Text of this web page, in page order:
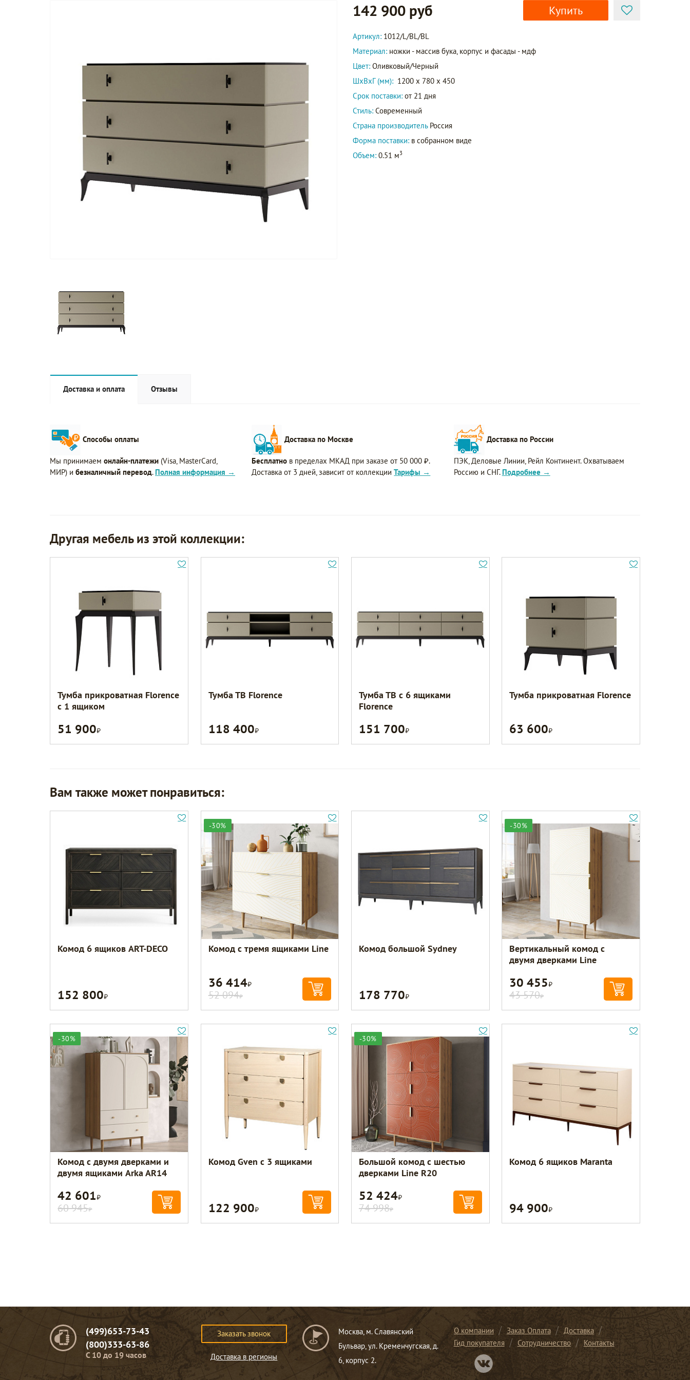
142 900 руб Купить
Артикул: 1012/L/BL/BL
Материал: ножки - массив бука, корпус и фасады - мдф
Цвет: Оливковый/Черный
ШxВxГ (мм): 1200 x 780 x 450
Срок поставки: от 21 дня
Стиль: Современный
Страна производитель Россия
Форма поставки: в собранном виде
Объем: 0.51 м3
Доставка и оплата Отзывы
Способы оплаты
Мы принимаем онлайн-платежи (Visa, MasterCard,
МИР) и безналичный перевод. Полная информация →
Доставка по Москве
Бесплатно в пределах МКАД при заказе от 50 000 ₽.
Доставка от 3 дней, зависит от коллекцииТарифы →
Доставка по России
ПЭК, Деловые Линии, Рейл Континент. Охватываем
Россию и СНГ. Подробнее →
Другая мебель из этой коллекции:
Тумба прикроватная Florence
с 1 ящиком
51 900Р
Тумба ТВ Florence
118 400Р
Тумба ТВ с 6 ящиками
Florence
151 700Р
Тумба прикроватная Florence
63 600Р
Вам также может понравиться:
Комод 6 ящиков ART-DECO
152 800Р
-30%
Комод с тремя ящиками Line
36 414Р
52 094Р
Комод большой Sydney
178 770Р
-30%
Вертикальный комод с
двумя дверками Line
30 455Р
43 570Р
-30%
Комод с двумя дверками и
двумя ящиками Arka AR14
42 601Р
60 945Р
Комод Gven с 3 ящиками
122 900Р
-30%
Большой комод с шестью
дверками Line R20
52 424Р
74 998Р
Комод 6 ящиков Maranta
94 900Р
(499)653-73-43
(800)333-63-86
C 10 до 19 часов
Заказать звонок
Доставка в регионы
Москва, м. Славянский
Бульвар, ул. Кременчугская, д.
6, корпус 2.
О компании Заказ Оплата
Доставка
Гид покупателя
Сотрудничество
Контакты
Перейти в нашу группу Вконтакте